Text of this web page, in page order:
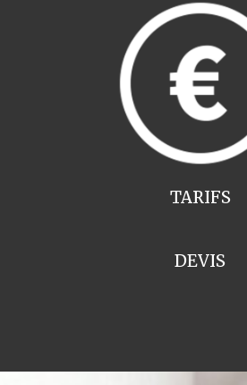
TARIFS
DEVIS